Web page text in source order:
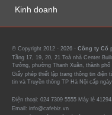
Kinh doanh
© Copyright 2012 - 2026 - Công ty Cổ
Tầng 17, 19, 20, 21 Toà nhà Center
Tưởng, phường Thanh Xuân, thành phố
Giấy phép thiết lập trang thông tin điện
tin và Truyền thông TP Hà Nội cấp
Điện thoại: 024 7309 5555 Máy lẻ
Email: info@cafebiz.vn